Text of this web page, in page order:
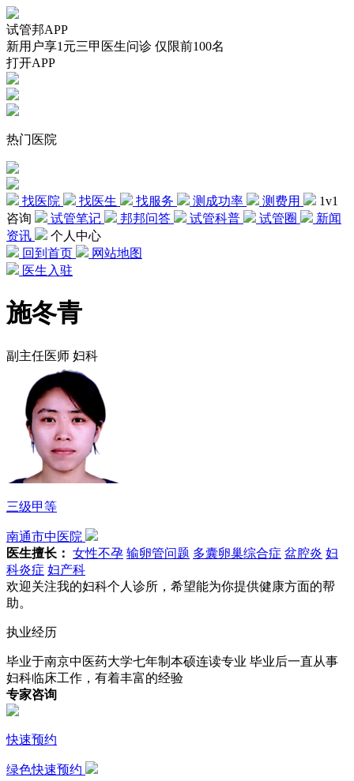
试管邦APP
新用户享1元三甲医生问诊 仅限前100名
打开APP
热门医院
找医院 找医生 找服务 测成功率 测费用
1v1
咨询
试管笔记 邦邦问答 试管科普 试管圈
新闻
资讯
个人中心
回到首页
网站地图
医生入驻
施冬青
副主任医师 妇科
三级甲等
南通市中医院
医生擅长： 女性不孕 输卵管问题 多囊卵巢综合症 盆腔炎 妇
科炎症 妇产科
欢迎关注我的妇科个人诊所，希望能为你提供健康方面的帮
助。
执业经历
毕业于南京中医药大学七年制本硕连读专业 毕业后一直从事
妇科临床工作，有着丰富的经验
专家咨询
快速预约
绿色快速预约